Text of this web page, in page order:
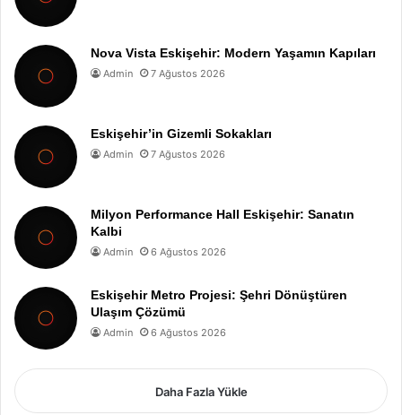
Nova Vista Eskişehir: Modern Yaşamın Kapıları
Admin 7 Ağustos 2026
Eskişehir’in Gizemli Sokakları
Admin 7 Ağustos 2026
Milyon Performance Hall Eskişehir: Sanatın
Kalbi
Admin 6 Ağustos 2026
Eskişehir Metro Projesi: Şehri Dönüştüren
Ulaşım Çözümü
Admin 6 Ağustos 2026
Daha Fazla Yükle